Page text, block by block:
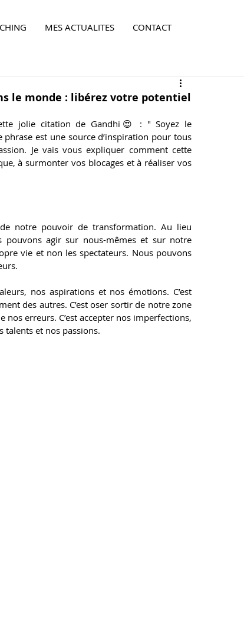
MES ACTUALITES CONTACT
la différence...
le monde : libérez votre potentiel
jolie citation de Gandhi 😍
: " Soyez le
phrase est une source d’inspiration pour tous
Je vais vous expliquer comment cette
à surmonter vos blocages et à réaliser vos
notre pouvoir de transformation. Au lieu
pouvons agir sur nous-mêmes et sur notre
vie et non les spectateurs. Nous pouvons
nos aspirations et nos émotions. C’est
des autres. C’est oser sortir de notre zone
erreurs. C’est accepter nos imperfections,
talents et nos passions.